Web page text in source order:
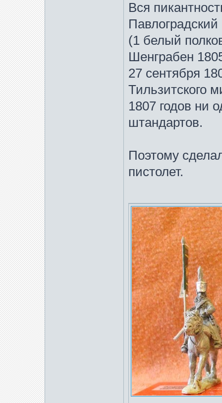
Вся
(1 белый
Шенграбен
27 сентября
Тильзитского
1807 годов ни
штандартов.
Поэтому
пистолет.